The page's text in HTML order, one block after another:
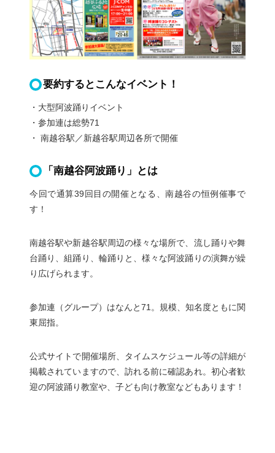
要約するとこんなイベント！
・大型阿波踊りイベント
・参加連は総勢71
・ 南越谷駅／新越谷駅周辺各所で開催
「南越谷阿波踊り」とは
今回で通算39回目の開催となる、南越谷の恒例催事で
す！
南越谷駅や新越谷駅周辺の様々な場所で、流し踊りや舞
台踊り、組踊り、輪踊りと、様々な阿波踊りの演舞が繰
り広げられます。
参加連（グループ）はなんと71。規模、知名度ともに関
東屈指。
公式サイトで開催場所、タイムスケジュール等の詳細が
掲載されていますので、訪れる前に確認あれ。初心者歓
迎の阿波踊り教室や、子ども向け教室などもあります！